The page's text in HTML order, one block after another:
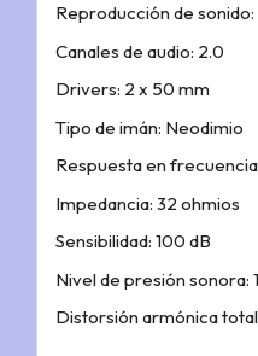
Reproducción de
Canales de audio: 2.0
Drivers: 2 x 50 mm
Tipo de imán: Neodimio
Respuesta en
Impedancia: 32 ohmios
Sensibilidad: 100 dB
Nivel de presión sonora:
Distorsión armónica total: